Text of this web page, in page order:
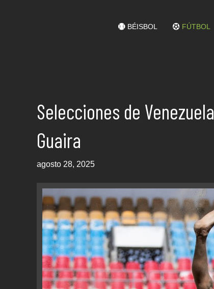
BÉISBOL FÚTBOL
Selecciones de
Guaira
agosto 28, 2025